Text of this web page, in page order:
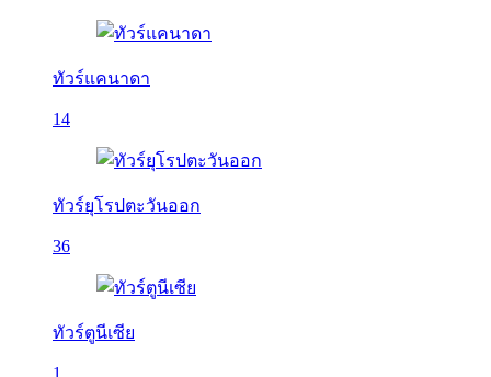
ทัวร์แคนาดา
14
ทัวร์ยุโรปตะวันออก
36
ทัวร์ตูนีเซีย
1